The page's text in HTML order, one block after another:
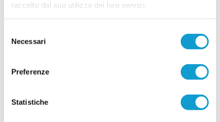
raccolto dal suo utilizzo dei loro servizi.
delNecessari
Preferenze
Statistiche
di serie D con il Porto Sant’Elpidio, con ... leggi
CHIESANUOVA riabbraccia Giacomo Iommi
Il Chiesanuova riabbraccia uno dei protagonisti
ha ufficializzato il ritorno del difensore Giacomo
Iommi, che farà parte della rosa a disposizione di
RECANATESE. Ecco un ex Atletico Madrid